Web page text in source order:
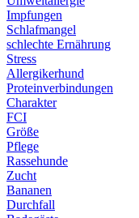
Impfungen
Schlafmangel
schlechte Ernährung
Stress
Allergikerhund
Proteinverbindungen
Charakter
FCI
Größe
Pflege
Rassehunde
Zucht
Bananen
Durchfall